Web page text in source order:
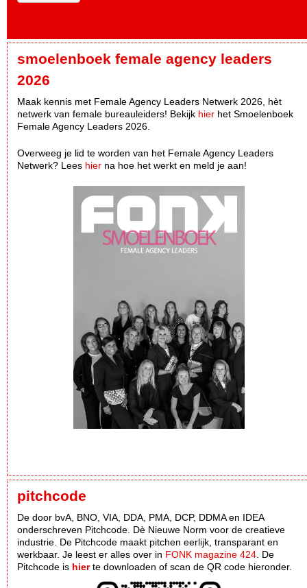
smoelenboek female agency leaders
2026
Maak kennis met Female Agency Leaders Netwerk 2026, hèt
netwerk van female bureauleiders! Bekijk hier het Smoelenboek
Female Agency Leaders 2026.
Overweeg je lid te worden van het Female Agency Leaders
Netwerk? Lees hier na hoe het werkt en meld je aan!
pitchcode
De door bvA, BNO, VIA, DDA, PMA, DCP, DDMA en IDEA
onderschreven Pitchcode. Dè Nieuwe Norm voor de creatieve
industrie. De Pitchcode maakt pitchen eerlijk, transparant en
werkbaar. Je leest er alles over in FONK magazine 424 . De
Pitchcode is hierte downloaden of scan de QR code hieronder.